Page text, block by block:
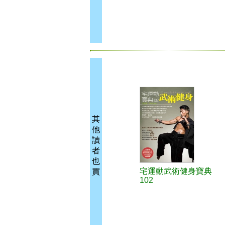
其
他
讀
者
也
買
宅運動武術健身寶典
102